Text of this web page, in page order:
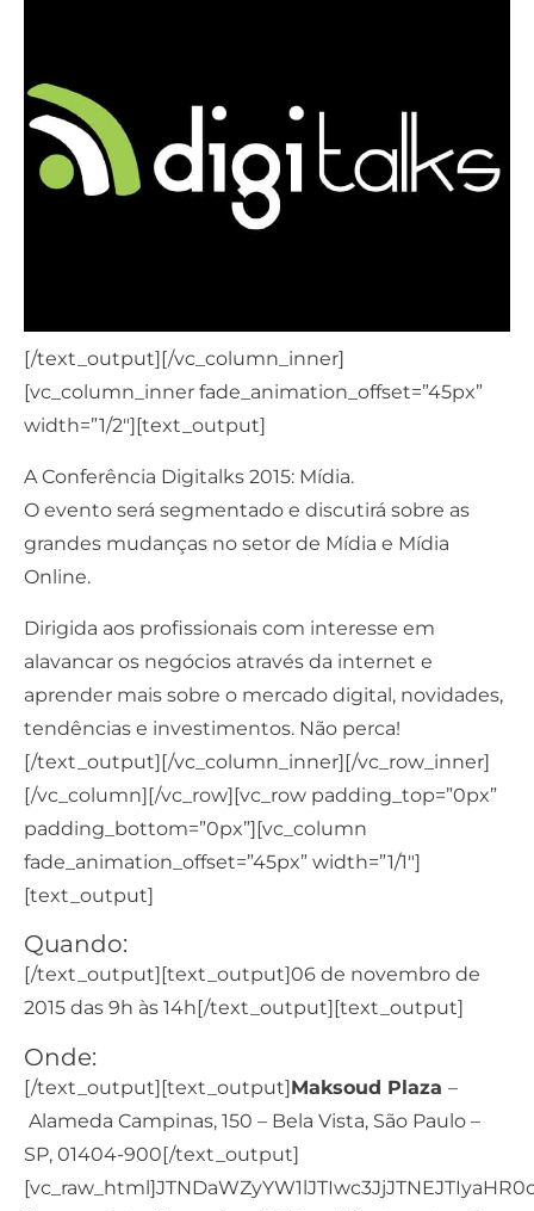
[/text_output][/vc_column_inner]
[vc_column_inner fade_animation_offset=”45px”
width=”1/2″][text_output]
A Conferência Digitalks 2015: Mídia.
O evento será segmentado e discutirá sobre as
grandes mudanças no setor de Mídia e Mídia
Online.
Dirigida aos profissionais com interesse em
alavancar os negócios através da internet e
aprender mais sobre o mercado digital, novidades,
tendências e investimentos. Não perca!
[/text_output][/vc_column_inner][/vc_row_inner]
[/vc_column][/vc_row][vc_row padding_top=”0px”
padding_bottom=”0px”][vc_column
fade_animation_offset=”45px” width=”1/1″]
[text_output]
Quando:
[/text_output][text_output]06 de novembro de
2015 das 9h às 14h[/text_output][text_output]
Onde:
[/text_output][text_output]Maksoud Plaza –
Alameda Campinas, 150 – Bela Vista, São Paulo –
SP, 01404-900[/text_output]